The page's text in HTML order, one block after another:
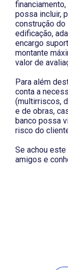
possa incluir,
construção
edificação,
encargo
montante
valor de
Para além
conta a
(multirriscos,
e de obras,
banco possa
risco do
Se achou
amigos e